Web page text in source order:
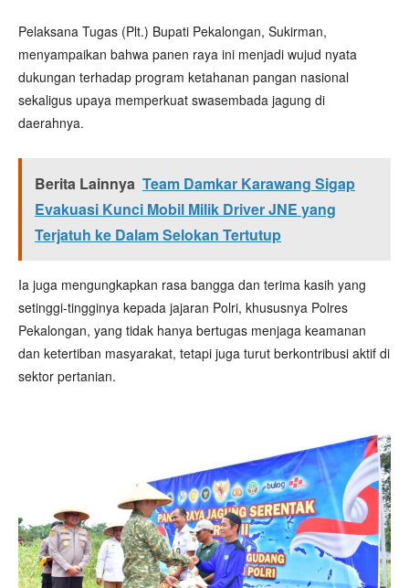
Pelaksana Tugas (Plt.) Bupati Pekalongan, Sukirman,
menyampaikan bahwa panen raya ini menjadi wujud nyata
dukungan terhadap program ketahanan pangan nasional
sekaligus upaya memperkuat swasembada jagung di
daerahnya.
Berita Lainnya Team Damkar Karawang Sigap
Evakuasi Kunci Mobil Milik Driver JNE yang
Terjatuh ke Dalam Selokan Tertutup
Ia juga mengungkapkan rasa bangga dan terima kasih yang
setinggi-tingginya kepada jajaran Polri, khususnya Polres
Pekalongan, yang tidak hanya bertugas menjaga keamanan
dan ketertiban masyarakat, tetapi juga turut berkontribusi aktif di
sektor pertanian.